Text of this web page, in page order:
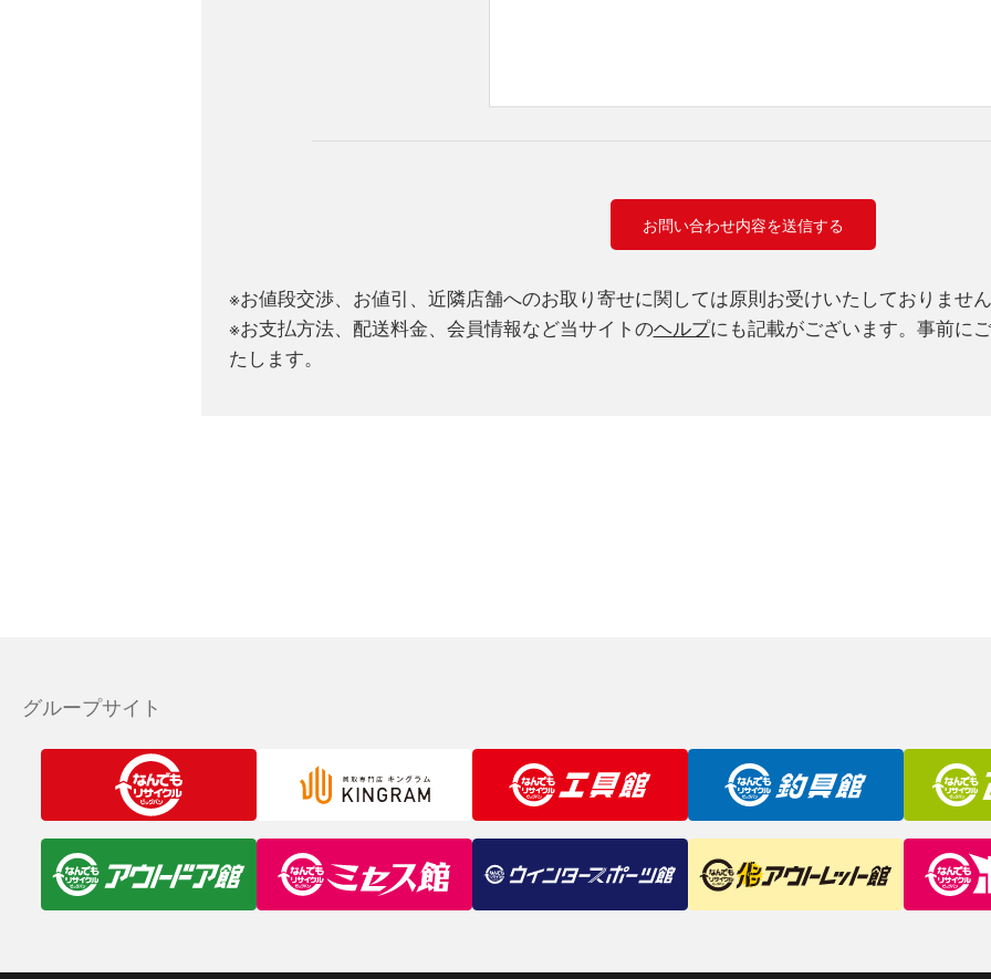
※お値段交渉、お値引、近隣店舗へのお取り寄せに関しては原則お受けいたしておりません
※お支払方法、配送料金、会員情報など当サイトのヘルプにも記載がございます。事前に
たします。
グループサイト